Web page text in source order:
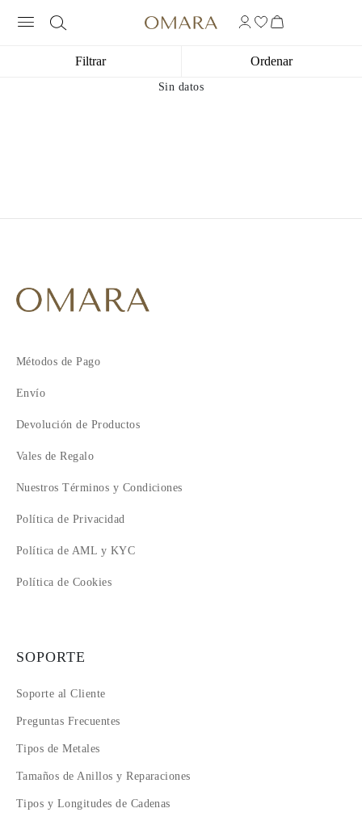
Filtrar Ordenar
Sin datos
Métodos de Pago
Envío
Devolución de Productos
Vales de Regalo
Nuestros Términos y Condiciones
Política de Privacidad
Política de AML y KYC
Política de Cookies
SOPORTE
Soporte al Cliente
Preguntas Frecuentes
Tipos de Metales
Tamaños de Anillos y Reparaciones
Tipos y Longitudes de Cadenas